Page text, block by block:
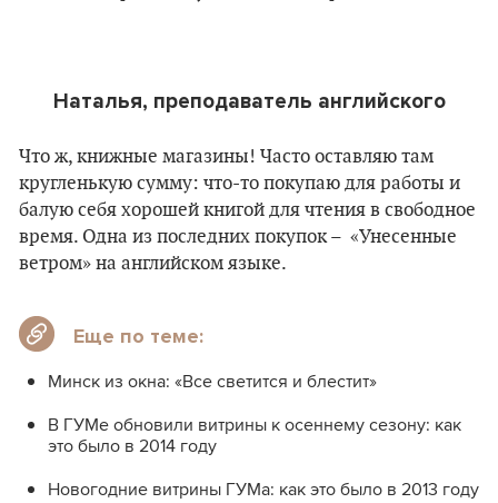
Наталья, преподаватель английского
Что ж, книжные магазины! Часто оставляю там
кругленькую сумму: что-то покупаю для работы и
балую себя хорошей книгой для чтения в свободное
время. Одна из последних покупок – «Унесенные
ветром» на английском языке.
Еще по теме:
Минск из окна: «Все светится и блестит»
В ГУМе обновили витрины к осеннему сезону: как
это было в 2014 году
Новогодние витрины ГУМа: как это было в 2013 году